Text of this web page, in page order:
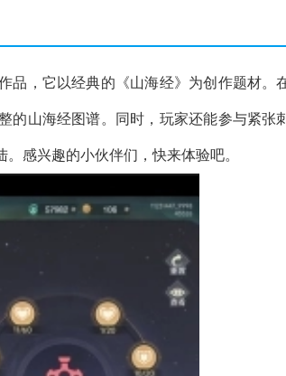
品，它以经典的《山海经》为创作题材。
的山海经图谱。同时，玩家还能参与紧张
感兴趣的小伙伴们，快来体验吧。